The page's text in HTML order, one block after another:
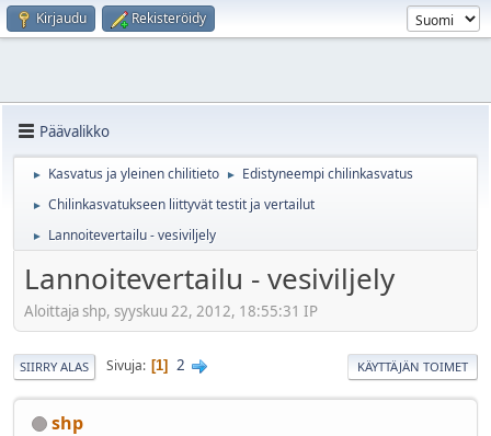
Kirjaudu Rekisteröidy
Päävalikko
► Kasvatus ja yleinen chilitieto ► Edistyneempi chilinkasvatus
► Chilinkasvatukseen liittyvät testit ja vertailut
► Lannoitevertailu - vesiviljely
Lannoitevertailu - vesiviljely
Aloittaja shp, syyskuu 22, 2012, 18:55:31 IP
SIIRRY ALAS Sivuja 1 2 KÄYTTÄJÄN TOIMET
shp